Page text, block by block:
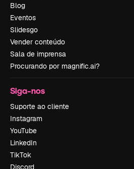
Blog
Eventos
Slidesgo
Vender conteúdo
Sala de imprensa
Procurando por magnific.ai?
Siga-nos
Suporte ao cliente
Instagram
YouTube
LinkedIn
TikTok
Discord